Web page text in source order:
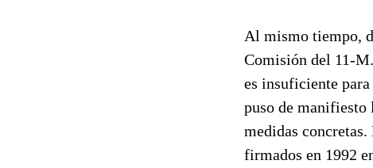
Al mismo tiempo,
Comisión del 11-
es insuficiente
puso de manifiesto
medidas
firmados en 1992